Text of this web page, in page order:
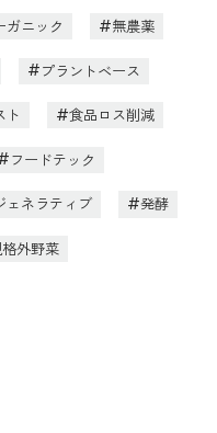
ガニック 無農薬
プラントベース
ト 食品ロス削減
フードテック
ェネラティブ 発酵
外野菜